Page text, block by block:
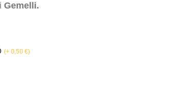
Gemelli.
(+ 0,50 €)